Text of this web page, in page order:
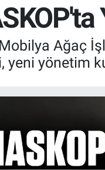
Ağaç
yeni yönetim
ve Fikstür